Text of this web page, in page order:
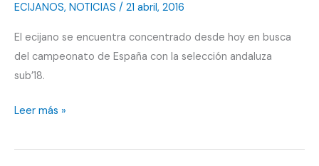
ECIJANOS, NOTICIAS / 21 abril, 2016
El ecijano se encuentra concentrado desde hoy en busca
del campeonato de España con la selección andaluza
sub’18.
Alzarse
el
Leer más »